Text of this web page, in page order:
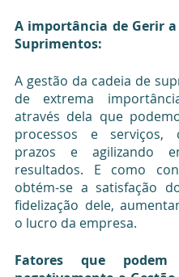
A importância de Gerir a
Suprimentos:
A gestão da cadeia de
de extrema
através dela que
processos e serviços,
prazos e agilizando
resultados. E como
obtém-se a satisfação
fidelização dele,
o lucro da empresa.
Fatores que podem